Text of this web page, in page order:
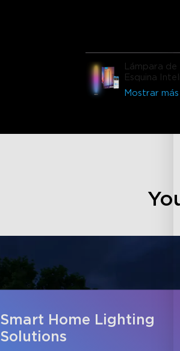
Lámpara de
Esquina
RGBICW de
Mostrar más
Smart Home Lighting
Solutions